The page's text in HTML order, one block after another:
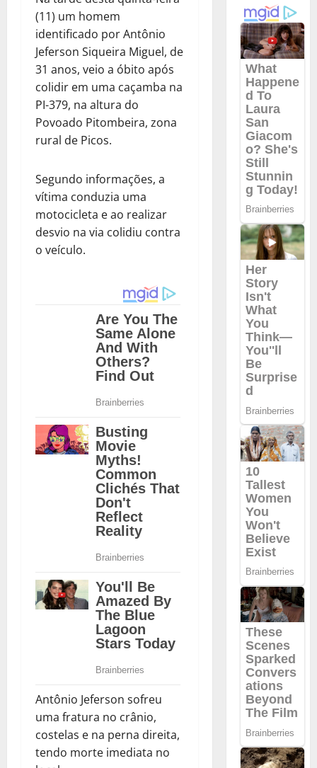
(11) um homem
identificado por Antônio
Jeferson Siqueira Miguel, de
31 anos, veio a óbito após
colidir em uma caçamba na
PI-379, na altura do
Povoado Pitombeira, zona
rural de Picos.
Segundo informações, a
vítima conduzia uma
motocicleta e ao realizar
desvio na via colidiu contra
o veículo.
Antônio Jeferson sofreu
uma fratura no crânio,
costelas e na perna direita,
tendo morte imediata no